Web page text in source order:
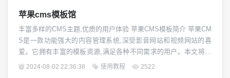
苹果cms模板馆
丰富多样的CMS主题,优质的用户体验 苹果CMS模板简介 苹果CM
S是一款功能强大的内容管理系统,深受影音网站和视频网站的喜
爱。它拥有丰富的模板资源,满足各种不同需求的用户。本文将为
您介绍苹果CMS模板馆中精选的优质主题,帮助您轻松打造出专
2024-08-02 22:36:38 使用教程 2522